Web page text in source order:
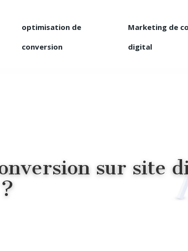
optimisation de
conversion
Marketing de
digital
sur site